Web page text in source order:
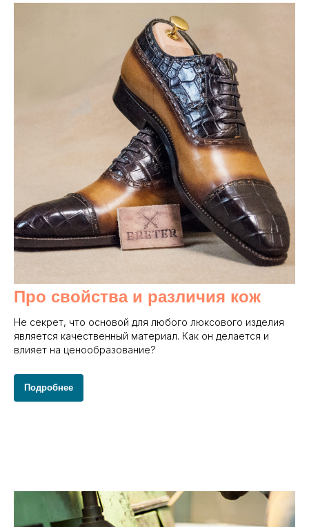
Про свойства и различия кож
Не секрет, что основой для любого люксового изделия
является качественный материал. Как он делается и
влияет на ценообразование?
Подробнее